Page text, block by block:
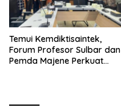
Temui Kemdiktisaintek,
Forum Profesor Sulbar dan
Pemda Majene Perkuat